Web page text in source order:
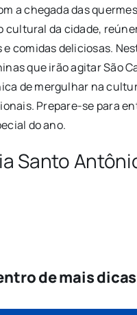
a chegada das
da cidade,
comidas deliciosas.
que irão agitar São
de mergulhar na
Prepare-se para
do ano.
Santo
de mais